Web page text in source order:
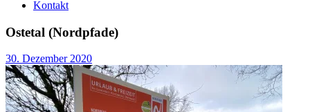
Kontakt
Ostetal (Nordpfade)
30. Dezember 2020